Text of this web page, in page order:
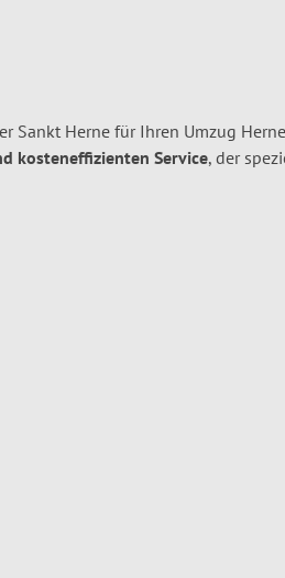
Sankt Herne für Ihren Umzug
kosteneffizienten Service, der